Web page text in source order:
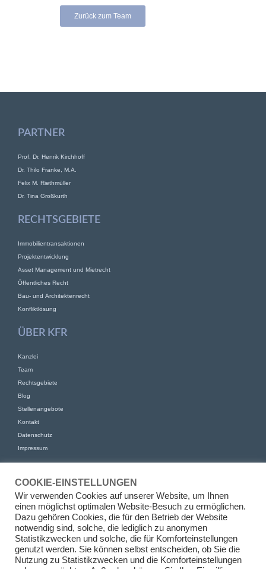
Zurück zum Team
PARTNER
Prof. Dr. Henrik Kirchhoff
Dr. Thilo Franke, M.A.
Felix M. Riethmüller
Dr. Tina Großkurth
RECHTSGEBIETE
Immobilientransaktionen
Projektentwicklung
Asset Management und Mietrecht
Öffentliches Recht
Bau- und Architektenrecht
Konfliktlösung
ÜBER KFR
Kanzlei
Team
Rechtsgebiete
Blog
Stellenangebote
Kontakt
Datenschutz
Impressum
KFR Kirchhoff Franke Riethmüller Partnerschaft von Rechtsanwälten
mbB
Am Kaiserkai 69
20457 Hamburg
Tel+49 (0)40 524 77 00 30
Fax +49 (0)40 524 77 00 31
COOKIE-EINSTELLUNGEN
Wir verwenden Cookies auf unserer Website, um Ihnen
einen möglichst optimalen Website-Besuch zu ermöglichen.
Dazu gehören Cookies, die für den Betrieb der Website
notwendig sind, solche, die lediglich zu anonymen
Statistikzwecken und solche, die für Komforteinstellungen
genutzt werden. Sie können selbst entscheiden, ob Sie die
Nutzung zu Statistikzwecken und die Komforteinstellungen